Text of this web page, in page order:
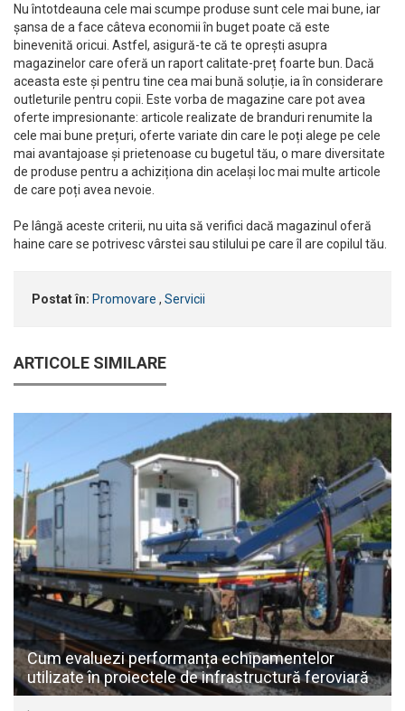
Nu întotdeauna cele mai scumpe produse sunt cele mai bune, iar
șansa de a face câteva economii în buget poate că este
binevenită oricui. Astfel, asigură-te că te oprești asupra
magazinelor care oferă un raport calitate-preț foarte bun. Dacă
aceasta este și pentru tine cea mai bună soluție, ia în considerare
outleturile pentru copii. Este vorba de magazine care pot avea
oferte impresionante: articole realizate de branduri renumite la
cele mai bune prețuri, oferte variate din care le poți alege pe cele
mai avantajoase și prietenoase cu bugetul tău, o mare diversitate
de produse pentru a achiziționa din același loc mai multe articole
de care poți avea nevoie.
Pe lângă aceste criterii, nu uita să verifici dacă magazinul oferă
haine care se potrivesc vârstei sau stilului pe care îl are copilul tău.
Postat în: Promovare , Servicii
ARTICOLE SIMILARE
Cum evaluezi performanța echipamentelor
utilizate în proiectele de infrastructură feroviară